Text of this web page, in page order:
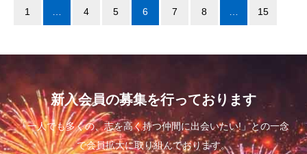
1 … 4 5 6 7 8 … 15
新入会員の募集を行っております
「一人でも多くの、志を高く持つ仲間に出会いたい!」との一念
で会員拡大に取り組んでおります。